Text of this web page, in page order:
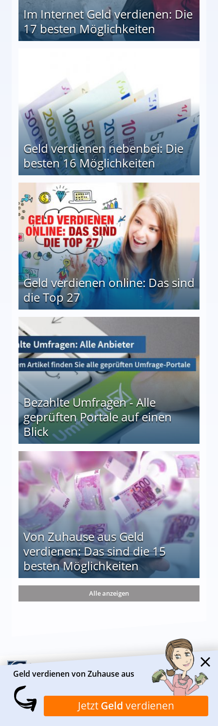
Im Internet Geld verdienen: Die
17 besten Möglichkeiten
Geld verdienen nebenbei: Die
besten 16 Möglichkeiten
Geld verdienen online: Das sind
die Top 27
Bezahlte Umfragen - Alle
geprüften Portale auf einen
Blick
auf einen Blick
Von Zuhause aus Geld
verdienen: Das sind die 15
besten Möglichkeiten
die 15 besten Möglichkeiten
Alle anzeigen
ÜBER HEIMARBEIT.DE
Geld verdienen von Zuhause aus
Jetzt Geld verdienen